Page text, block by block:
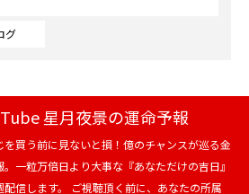
グ
星月夜景の運命予報
を買う前に見ないと損！億のチャンスが巡る金
。一粒万倍日より大事な『あなただけの吉日』
配信します。 ご視聴頂く前に、あなたの所属